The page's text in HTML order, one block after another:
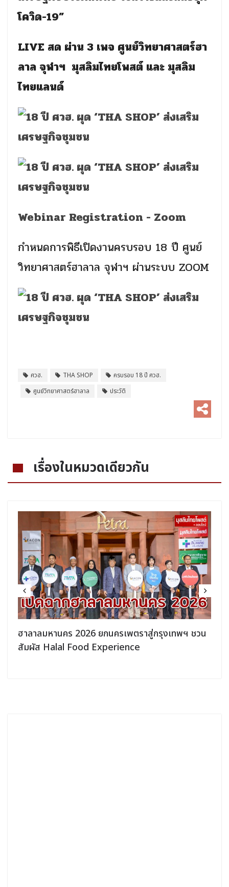
โควิด-19”
LIVE สด ผ่าน 3 เพจ ศูนย์วิทยาศาสตร์ฮา
ลาล จุฬาฯ มุสลิมไทยโพสต์ และ มุสลิม
ไทยแลนด์
Webinar Registration - Zoom
กำหนดการพิธีเปิดงานครบรอบ 18 ปี ศูนย์
วิทยาศาสตร์ฮาลาล จุฬาฯ ผ่านระบบ ZOOM
ศวฮ. THA SHOP
ครบรอบ 18 ปี ศวฮ.
ศูนย์วิทยาศาสตร์ฮาลาล
ประวัติ
เรื่องในหมวดเดียวกัน
ฮาลาลมหานคร 2026 ยกนครเพตราสู่กรุงเทพฯ ชวน
สัมผัส Halal Food Experience